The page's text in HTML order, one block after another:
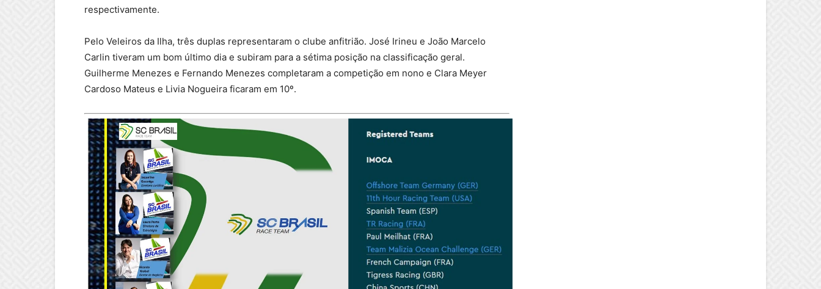
respectivamente.
Pelo Veleiros da Ilha, três duplas representaram o clube anfitrião. José Irineu e João Marcelo
Carlin tiveram um bom último dia e subiram para a sétima posição na classificação geral.
Guilherme Menezes e Fernando Menezes completaram a competição em nono e Clara Meyer
Cardoso Mateus e Livia Nogueira ficaram em 10º.